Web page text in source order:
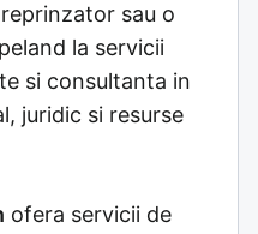
sau o
la servicii
si consultanta in
juridic si resurse
ofera servicii de